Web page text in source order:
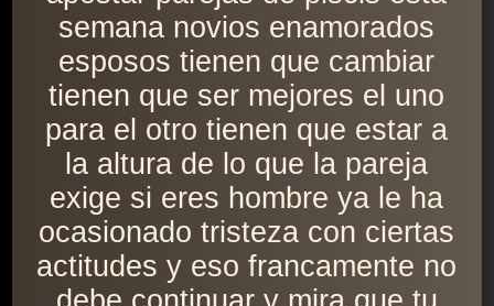
semana novios enamorados
esposos tienen que cambiar
tienen que ser mejores el uno
para el otro tienen que estar a
la altura de lo que la pareja
exige si eres hombre ya le ha
ocasionado tristeza con ciertas
actitudes y eso francamente no